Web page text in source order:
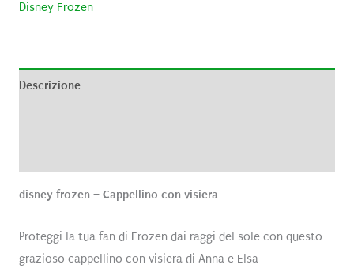
Disney Frozen
Descrizione
disney frozen – Cappellino con visiera
Proteggi la tua fan di Frozen dai raggi del sole con questo
grazioso cappellino con visiera di Anna e Elsa